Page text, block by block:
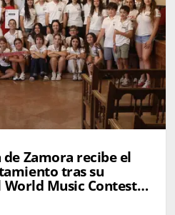
de Zamora recibe el
tras su
Music Contest